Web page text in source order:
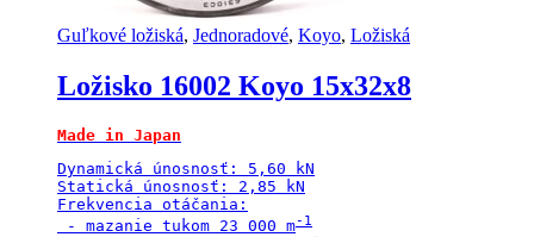
Guľkové ložiská, Jednoradové, Koyo, Ložiská
Ložisko 16002 Koyo 15x32x8
Made in Japan
Dynamická únosnosť: 5,60 kN
Statická únosnosť: 2,85 kN
Frekvencia otáčania:
- mazanie tukom 23 000 m